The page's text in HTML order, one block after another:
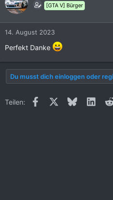
[GTA V] Bürger
14. August 2023
Perfekt Danke
Du musst dich einloggen oder
Teilen: FacebookX (Twitter)
Bluesky